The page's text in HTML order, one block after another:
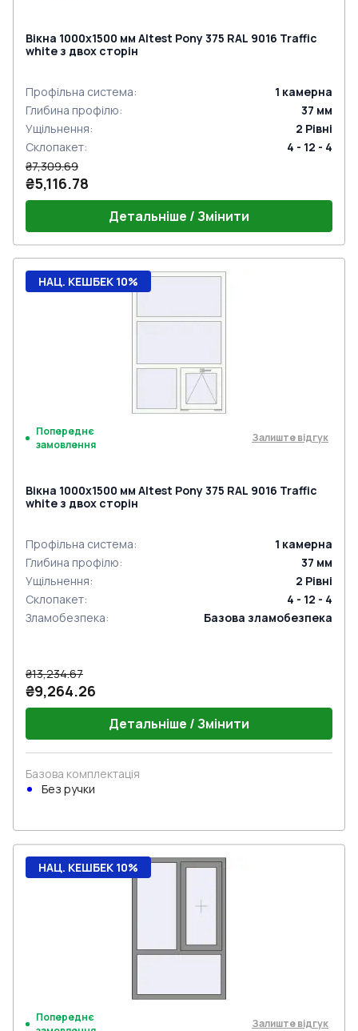
Вікна 1000x1500 мм Altest Pony 375 RAL 9016 Traffic
white з двох сторін
Профільна система: 1 камерна
Глибина профілю: 37 мм
Ущільнення: 2 Рівні
Склопакет:
4 - 12 - 4
₴7,309.69
₴5,116.78
Детальніше / Змінити
НАЦ. КЕШБЕК 10%
Попереднє
замовлення
Залиште відгук
Вікна 1000x1500 мм Altest Pony 375 RAL 9016 Traffic
white з двох сторін
Профільна система: 1 камерна
Глибина профілю: 37 мм
Ущільнення: 2 Рівні
Склопакет:
4 - 12 - 4
Зламобезпека: Базова зламобезпека
₴13,234.67
₴9,264.26
Детальніше / Змінити
Базова комплектація
Без ручки
НАЦ. КЕШБЕК 10%
Попереднє
Залиште відгук